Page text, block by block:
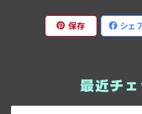
保存 シェ
最近チ